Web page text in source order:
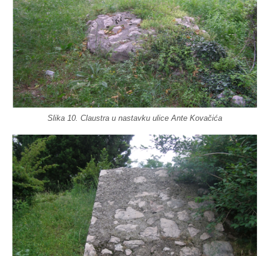
Slika 10. Claustra u nastavku ulice Ante Kovačića